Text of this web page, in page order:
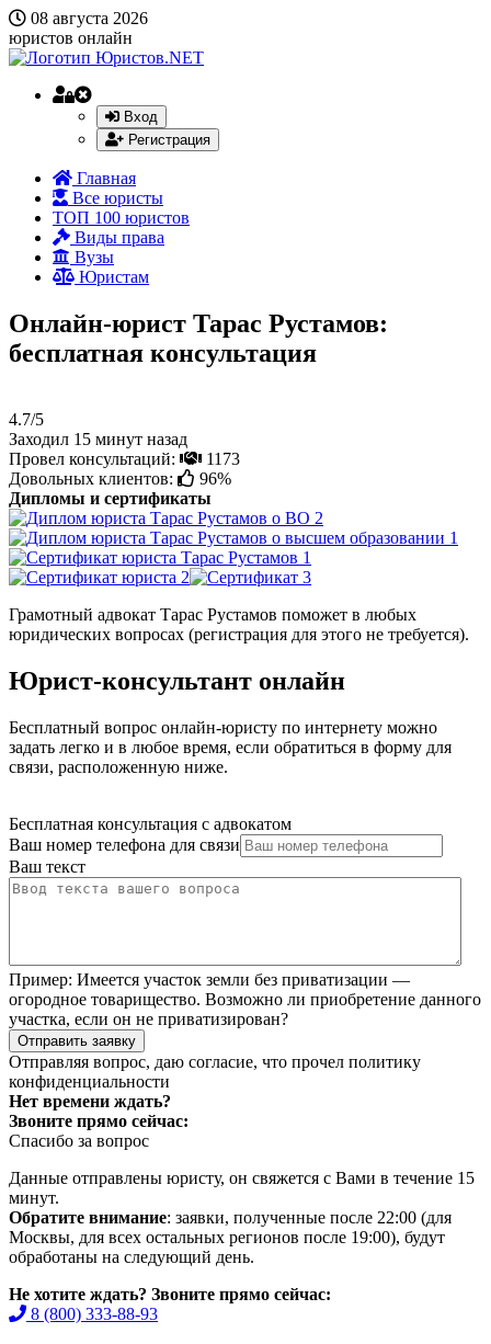
08 августа 2026
юристов онлайн
Вход
Регистрация
Главная
Все юристы
ТОП 100 юристов
Виды права
Вузы
Юристам
Онлайн-юрист Тарас Рустамов:
бесплатная консультация
4.7/5
Заходил 15 минут назад
Провел консультаций:
1173
Довольных клиентов:
96%
Дипломы и сертификаты
Грамотный адвокат Тарас Рустамов поможет в любых
юридических вопросах (регистрация для этого не требуется).
Юрист-консультант онлайн
Бесплатный вопрос онлайн-юристу по интернету можно
задать легко и в любое время, если обратиться в форму для
связи, расположенную ниже.
Бесплатная консультация с адвокатом
Ваш номер телефона для связи
Ваш текст
Пример: Имеется участок земли без приватизации —
огородное товарищество. Возможно ли приобретение данного
участка, если он не приватизирован?
Отправить заявку
Отправляя вопрос, даю согласие, что прочел политику
конфиденциальности
Нет времени ждать?
Звоните прямо сейчас:
Спасибо за вопрос
Данные отправлены юристу, он свяжется с Вами в течение 15
минут.
Обратите внимание: заявки, полученные после 22:00 (для
Москвы, для всех остальных регионов после 19:00), будут
обработаны на следующий день.
Не хотите ждать? Звоните прямо сейчас:
8 (800) 333-88-93